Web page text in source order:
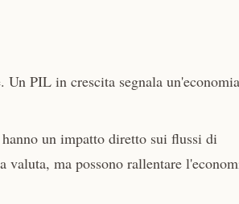
Un PIL in crescita segnala
un impatto diretto sui flussi di
ma possono rallentare